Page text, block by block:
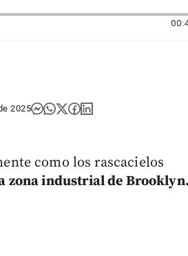
2025
como los rascacielos
zona industrial de Brooklyn.